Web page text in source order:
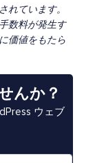
れています。
数料が発生す
価値をもたら
んか？
ウェブ